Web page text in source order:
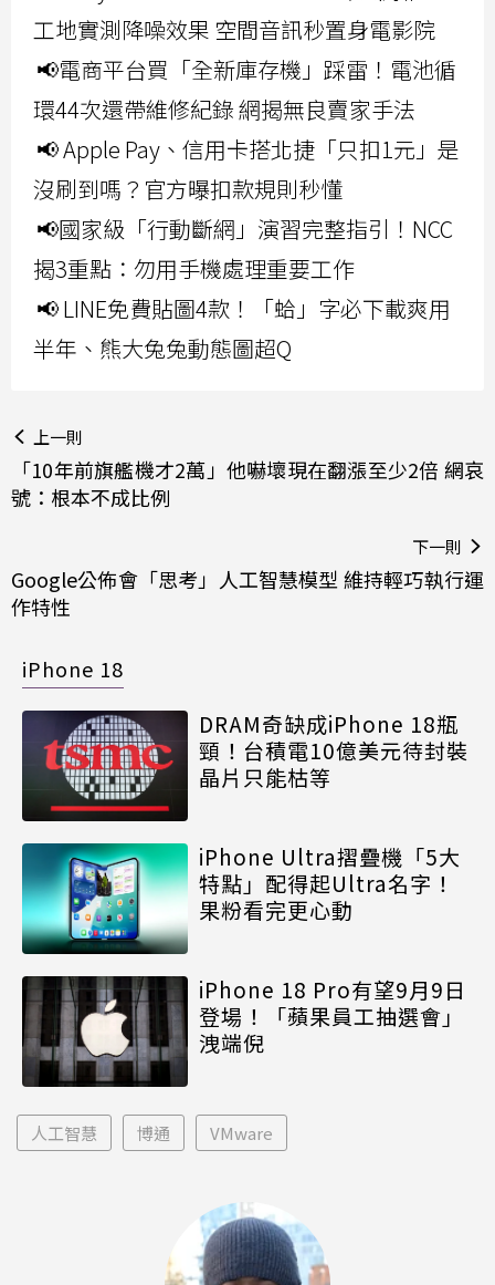
工地實測降噪效果 空間音訊秒置身電影院
📢電商平台買「全新庫存機」踩雷！電池循
環44次還帶維修紀錄 網揭無良賣家手法
📢 Apple Pay、信用卡搭北捷「只扣1元」是
沒刷到嗎？官方曝扣款規則秒懂
📢國家級「行動斷網」演習完整指引！NCC
揭3重點：勿用手機處理重要工作
📢 LINE免費貼圖4款！「蛤」字必下載爽用
半年、熊大兔兔動態圖超Q
上一則
「10年前旗艦機才2萬」他嚇壞現在翻漲至少2倍 網哀
號：根本不成比例
下一則
Google公佈會「思考」人工智慧模型 維持輕巧執行運
作特性
iPhone 18
DRAM奇缺成iPhone 18瓶
頸！台積電10億美元待封裝
晶片只能枯等
iPhone Ultra摺疊機「5大
特點」配得起Ultra名字！
果粉看完更心動
iPhone 18 Pro有望9月9日
登場！「蘋果員工抽選會」
洩端倪
人工智慧 博通 VMware